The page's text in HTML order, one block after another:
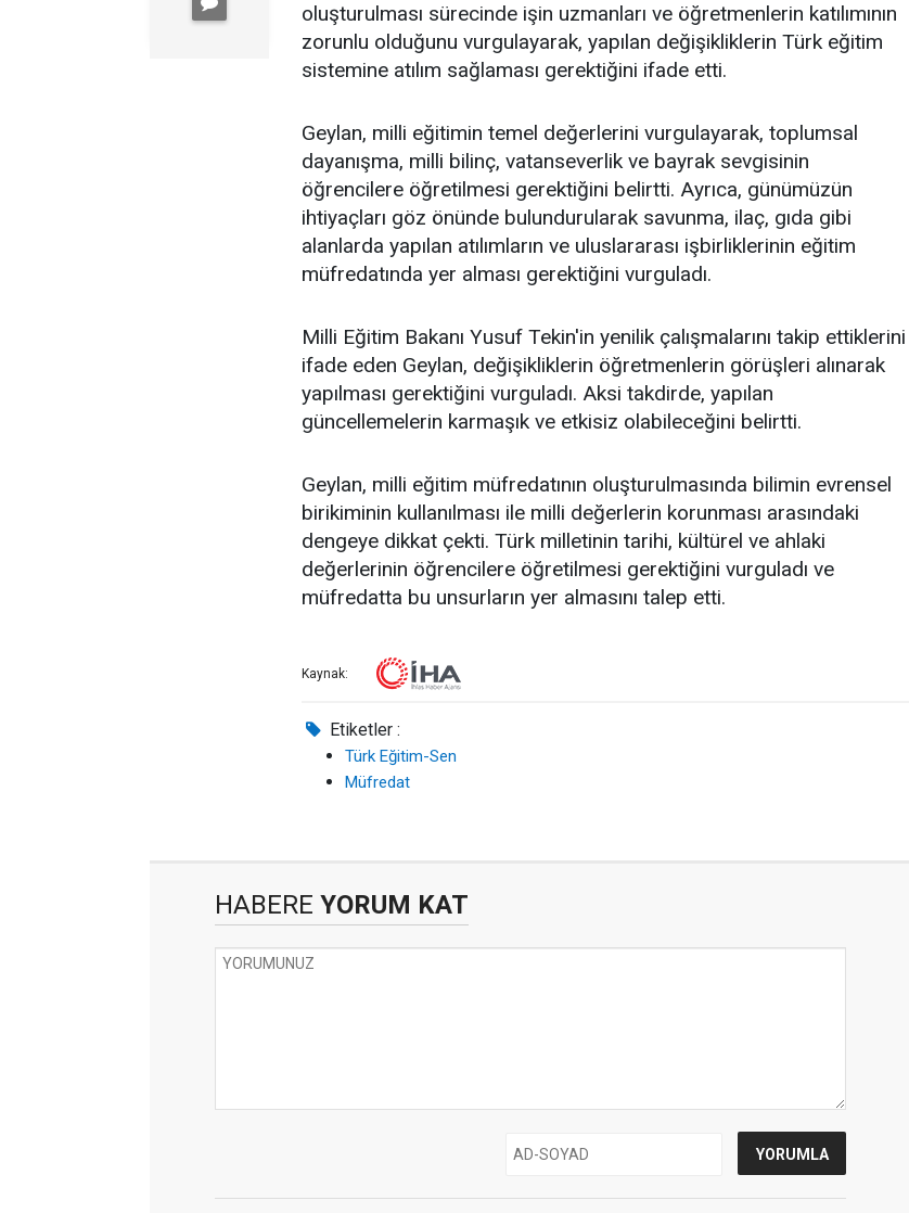
oluşturulması sürecinde işin uzmanları ve öğretmenlerin katılımının
zorunlu olduğunu vurgulayarak, yapılan değişikliklerin Türk eğitim
sistemine atılım sağlaması gerektiğini ifade etti.
Geylan, milli eğitimin temel değerlerini vurgulayarak, toplumsal
dayanışma, milli bilinç, vatanseverlik ve bayrak sevgisinin
öğrencilere öğretilmesi gerektiğini belirtti. Ayrıca, günümüzün
ihtiyaçları göz önünde bulundurularak savunma, ilaç, gıda gibi
alanlarda yapılan atılımların ve uluslararası işbirliklerinin eğitim
müfredatında yer alması gerektiğini vurguladı.
Milli Eğitim Bakanı Yusuf Tekin'in yenilik çalışmalarını takip ettiklerini
ifade eden Geylan, değişikliklerin öğretmenlerin görüşleri alınarak
yapılması gerektiğini vurguladı. Aksi takdirde, yapılan
güncellemelerin karmaşık ve etkisiz olabileceğini belirtti.
Geylan, milli eğitim müfredatının oluşturulmasında bilimin evrensel
birikiminin kullanılması ile milli değerlerin korunması arasındaki
dengeye dikkat çekti. Türk milletinin tarihi, kültürel ve ahlaki
değerlerinin öğrencilere öğretilmesi gerektiğini vurguladı ve
müfredatta bu unsurların yer almasını talep etti.
Kaynak:
Etiketler :
Türk Eğitim-Sen
Müfredat
HABERE YORUM KAT